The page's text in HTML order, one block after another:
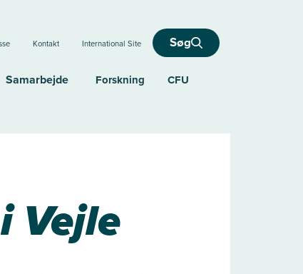
Kontakt International Site Søg
Samarbejde Forskning CFU
Vejle